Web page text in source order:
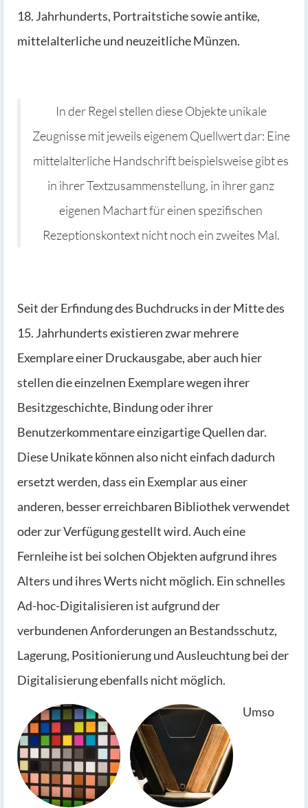
18. Jahrhunderts, Portraitstiche sowie antike,
mittelalterliche und neuzeitliche Münzen.
In der Regel stellen diese Objekte unikale
Zeugnisse mit jeweils eigenem Quellwert dar: Eine
mittelalterliche Handschrift beispielsweise gibt es
in ihrer Textzusammenstellung, in ihrer ganz
eigenen Machart für einen spezifischen
Rezeptionskontext nicht noch ein zweites Mal.
Seit der Erfindung des Buchdrucks in der Mitte des
15. Jahrhunderts existieren zwar mehrere
Exemplare einer Druckausgabe, aber auch hier
stellen die einzelnen Exemplare wegen ihrer
Besitzgeschichte, Bindung oder ihrer
Benutzerkommentare einzigartige Quellen dar.
Diese Unikate können also nicht einfach dadurch
ersetzt werden, dass ein Exemplar aus einer
anderen, besser erreichbaren Bibliothek verwendet
oder zur Verfügung gestellt wird. Auch eine
Fernleihe ist bei solchen Objekten aufgrund ihres
Alters und ihres Werts nicht möglich. Ein schnelles
Ad-hoc-Digitalisieren ist aufgrund der
verbundenen Anforderungen an Bestandsschutz,
Lagerung, Positionierung und Ausleuchtung bei der
Digitalisierung ebenfalls nicht möglich.
Umso